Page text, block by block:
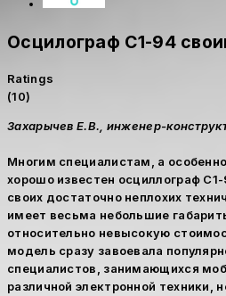
Осцилограф С1-94
Ratings
(10)
Захарычев Е.В., инженер-
Многим специалистам, а
хорошо известен осциллограф
своих достаточно неплохих
имеет весьма небольшие
относительно невысокую
модель сразу завоевала
специалистов, занимающихся
различной электронной техники,